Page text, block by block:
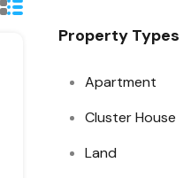
Property Types
Apartment
Cluster House
Land